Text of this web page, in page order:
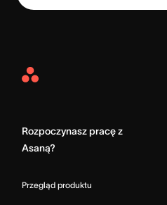
Asana
Rozpoczynasz pracę z
Asaną?
Przegląd produktu